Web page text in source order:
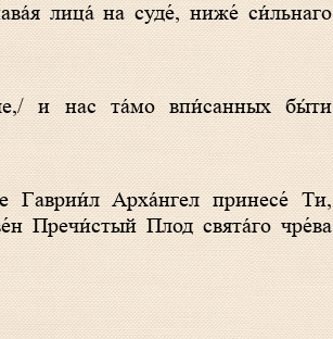
Гаврии́л Арха́нгел принесе́ Ти,
Пречи́стый Плод свята́го чре́ва